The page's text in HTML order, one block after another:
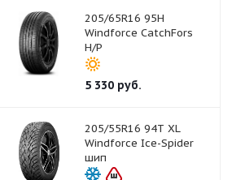
205/65R16 95H
Windforce CatchFors
H/P
5 330руб.
205/55R16 94T XL
Windforce Ice-Spider
шип